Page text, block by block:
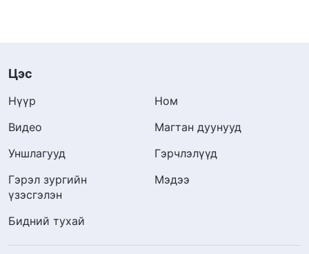
Цэс
Нүүр
Ном
Видео
Магтан дуунууд
Уншлагууд
Гэрчлэлүүд
Гэрэл зургийн
үзэсгэлэн
Мэдээ
Бидний тухай